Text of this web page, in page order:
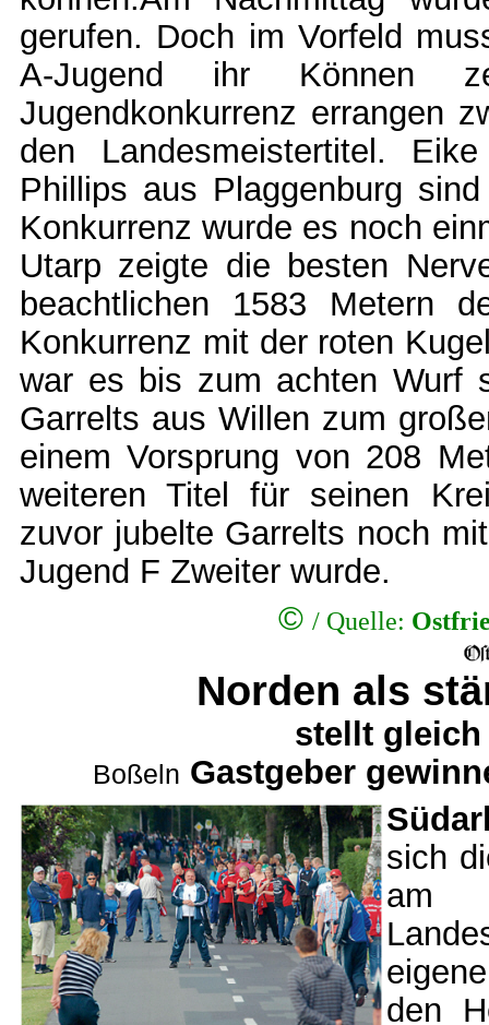
gerufen. Doch im Vorfeld
A-Jugend ihr Können
Jugendkonkurrenz errangen
den Landesmeistertitel.
Phillips aus Plaggenburg
Konkurrenz wurde es noch
Utarp zeigte die besten
beachtlichen 1583 Metern
Konkurrenz mit der roten
war es bis zum achten Wurf
Garrelts aus Willen zum
einem Vorsprung von 208
weiteren Titel für seinen
zuvor jubelte Garrelts noch
Jugend F Zweiter wurde.
© / Quelle:
Norden als
stellt gleich
Boßeln Gastgeber
sich
am
den